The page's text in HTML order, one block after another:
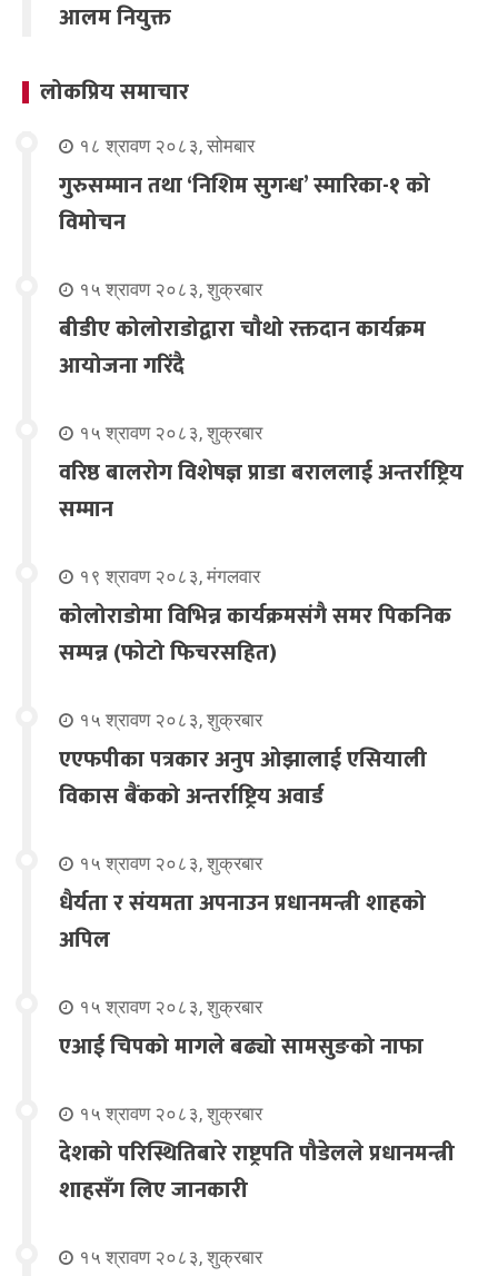
आलम नियुक्त
लोकप्रिय समाचार
१८ श्रावण २०८३, सोमबार
गुरुसम्मान तथा ‘निशिम सुगन्ध’ स्मारिका-१ को
विमोचन
१५ श्रावण २०८३, शुक्रबार
बीडीए कोलोराडोद्वारा चौथो रक्तदान कार्यक्रम
आयोजना गरिंदै
१५ श्रावण २०८३, शुक्रबार
वरिष्ठ बालरोग विशेषज्ञ प्राडा बराललाई अन्तर्राष्ट्रिय
सम्मान
१९ श्रावण २०८३, मंगलवार
कोलोराडोमा विभिन्न कार्यक्रमसंगै समर पिकनिक
सम्पन्न (फोटो फिचरसहित)
१५ श्रावण २०८३, शुक्रबार
एएफपीका पत्रकार अनुप ओझालाई एसियाली
विकास बैंकको अन्तर्राष्ट्रिय अवार्ड
१५ श्रावण २०८३, शुक्रबार
धैर्यता र संयमता अपनाउन प्रधानमन्त्री शाहको
अपिल
१५ श्रावण २०८३, शुक्रबार
एआई चिपको मागले बढ्यो सामसुङको नाफा
१५ श्रावण २०८३, शुक्रबार
देशको परिस्थितिबारे राष्ट्रपति पौडेलले प्रधानमन्त्री
शाहसँग लिए जानकारी
१५ श्रावण २०८३, शुक्रबार